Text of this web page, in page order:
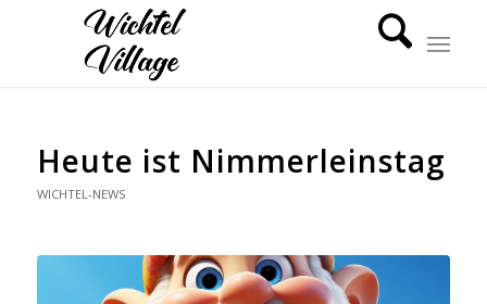
Heute ist Nimmerleinstag
WICHTEL-NEWS